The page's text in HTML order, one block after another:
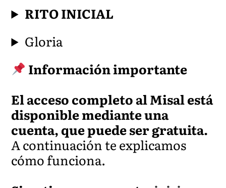
RITO INICIAL
Gloria
Información importante
El acceso completo al Misal está
disponible mediante una
cuenta, que puede ser gratuita.
A continuación te explicamos
cómo funciona.